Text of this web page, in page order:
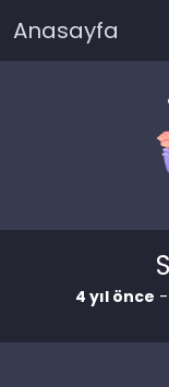
Anasayfa
4 yıl önce -